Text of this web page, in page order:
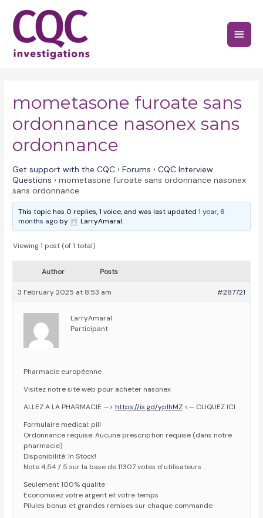
content
Main
mometasone furoate sans
ordonnance nasonex sans
ordonnance
Get support with the CQC › Forums › CQC Interview
Questions › mometasone furoate sans ordonnance nasonex
sans ordonnance
This topic has 0 replies, 1 voice, and was last updated1 year, 6
months agoby LarryAmaral.
Viewing 1 post (of 1 total)
Author Posts
3 February 2025 at 8:53 am #287721
LarryAmaral
Participant
Pharmacie européenne
Visitez notre site web pour acheter nasonex
ALLEZ A LA PHARMACIE —>https://is.gd/yplhMZ <— CLIQUEZ ICI
Formulaire medical: pill
Ordonnance requise: Aucune prescription requise (dans notre
pharmacie)
Disponibilité: In Stock!
Note 4,54 / 5 sur la base de 11307 votes d’utilisateurs
Seulement 100% qualite
Economisez votre argent et votre temps
Pilules bonus et grandes remises sur chaque commande